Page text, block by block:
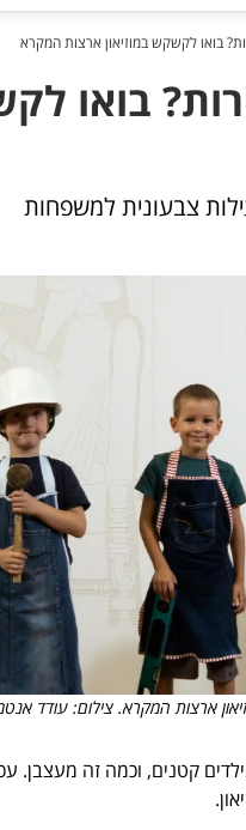
בואו לקשקש במוזיאון ארצות המקרא
בואו
צבעונית למשפחות
ארצות המקרא. צילום: עודד
קטנים, וכמה זה מעצבן.